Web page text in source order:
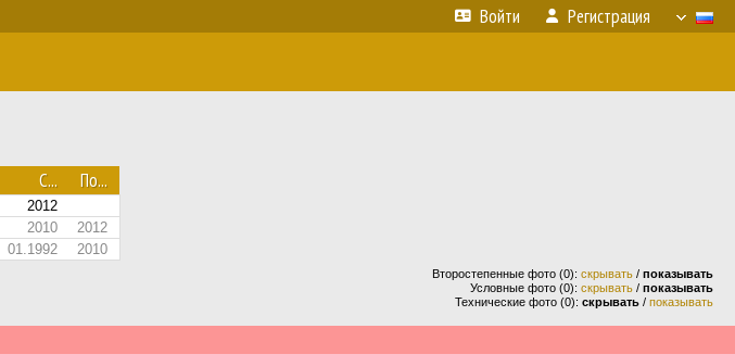
Войти Регистрация
С... По...
2012
2010 2012
01.1992 2010
Второстепенные фото (0): скрывать / показывать
Условные фото (0): скрывать / показывать
Технические фото (0): скрывать / показывать